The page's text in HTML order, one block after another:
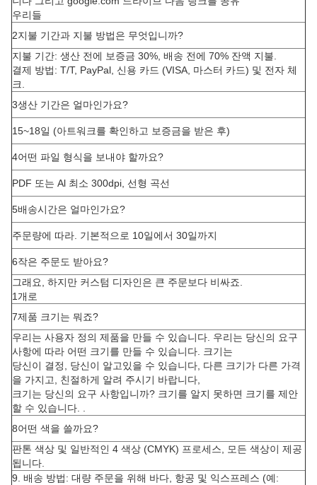
우리들
2지불 기간과 지불 방법은 무엇입니까?
지불 기간: 생산 전에 보증금 30%, 배송 전에 70% 잔액 지불.
결제 방법: T/T, PayPal, 신용 카드 (VISA, 마스터 카드) 및 전자 체
크.
3생산 기간은 얼마인가요?
15~18일 (아트워크를 확인하고 보증금을 받은 후)
4어떤 파일 형식을 보내야 할까요?
PDF 또는 Al 최소 300dpi, 선형 곡선
5배송시간은 얼마인가요?
주문량에 따라. 기본적으로 10일에서 30일까지
6작은 주문도 받아요?
그래요, 하지만 커스텀 디자인은 큰 주문보다 비싸죠.
1개로
7제품 크기는 뭐죠?
우리는 사용자 정의 제품을 만들 수 있습니다. 우리는 당신의 요구
사항에 따라 어떤 크기를 만들 수 있습니다. 크기는
당신이 결정, 당신이 알고있을 수 있습니다, 다른 크기가 다른 가격
을 가지고, 친절하게 알려 주시기 바랍니다,
크기는 당신의 요구 사항입니까? 크기를 알지 못하면 크기를 제안
할 수 있습니다. .
8어떤 색을 쓸까요?
판톤 색상 및 일반적인 4 색상 (CMYK) 프로세스, 모든 색상이 제공
됩니다.
9. 배송 방법: 대량 주문을 위해 바다, 항공 및 익스프레스 (예: